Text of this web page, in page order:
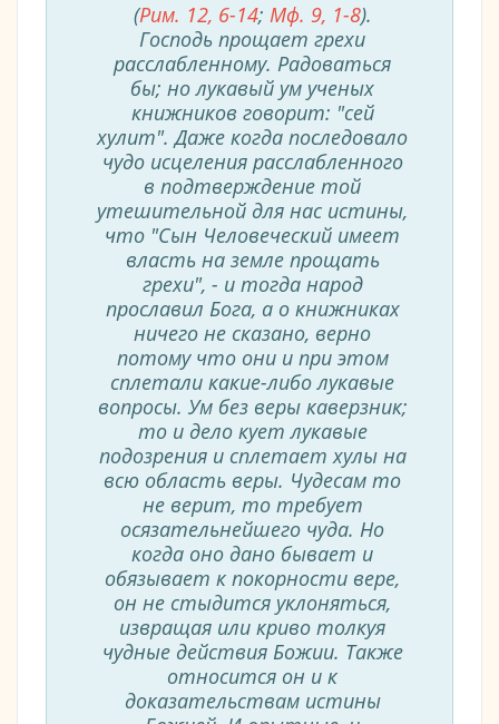
(Рим. 12, 6-14; Мф. 9, 1-8).
Господь прощает грехи
расслабленному. Радоваться
бы; но лукавый ум ученых
книжников говорит: "сей
хулит". Даже когда последовало
чудо исцеления расслабленного
в подтверждение той
утешительной для нас истины,
что "Сын Человеческий имеет
власть на земле прощать
грехи", - и тогда народ
прославил Бога, а о книжниках
ничего не сказано, верно
потому что они и при этом
сплетали какие-либо лукавые
вопросы. Ум без веры каверзник;
то и дело кует лукавые
подозрения и сплетает хулы на
всю область веры. Чудесам то
не верит, то требует
осязательнейшего чуда. Но
когда оно дано бывает и
обязывает к покорности вере,
он не стыдится уклоняться,
извращая или криво толкуя
чудные действия Божии. Также
относится он и к
доказательствам истины